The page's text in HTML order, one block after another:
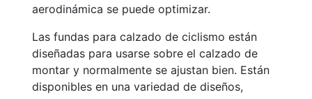
aerodinámica se puede optimizar.
Las fundas para calzado de ciclismo están
diseñadas para usarse sobre el calzado de
montar y normalmente se ajustan bien. Están
disponibles en una variedad de diseños,